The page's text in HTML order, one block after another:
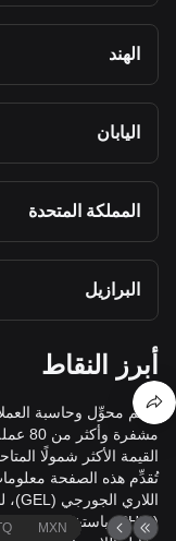
الهند
اليابان
المملكة المتحدة
البرازيل
أبرز النقاط
القيمة الأكثر شمولًا
MXN